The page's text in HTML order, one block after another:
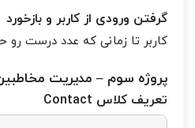
گرفتن ورودی از کاربر و بازخورد
کاربر تا زمانی که عدد درست رو
پروژه سوم – مدیریت
تعریف کلاس Contact